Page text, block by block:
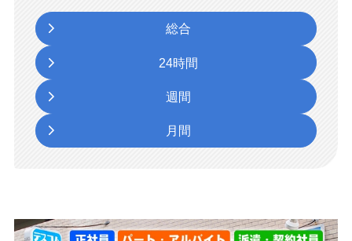
総合
24時間
週間
月間